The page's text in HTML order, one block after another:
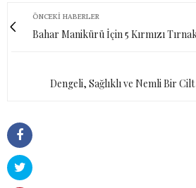
ÖNCEKI HABERLER
Bahar Manikürü İçin 5 Kırmızı
Dengeli, Sağlıklı ve Nemli Bir